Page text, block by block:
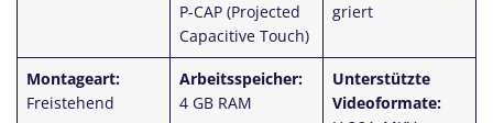
P-CAP (Projected
Capacitive Touch)
griert
Montageart:
Freistehend
Arbeitsspeicher:
4 GB RAM
Unterstützte
Videoformate: